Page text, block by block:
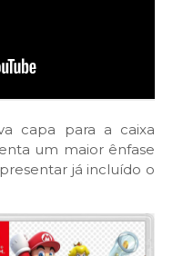
capa para a caixa
um maior ênfase
já incluído o